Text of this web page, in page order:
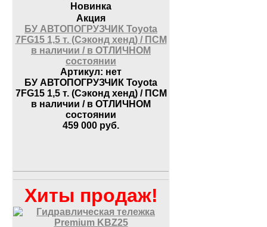
Новинка
Акция
БУ АВТОПОГРУЗЧИК Toyota
7FG15 1,5 т. (Сэконд хенд) / ПСМ
в наличии / в ОТЛИЧНОМ
состоянии
Артикул: нет
БУ АВТОПОГРУЗЧИК Toyota
7FG15 1,5 т. (Сэконд хенд) / ПСМ
в наличии / в ОТЛИЧНОМ
состоянии
459 000 руб.
Хиты продаж!